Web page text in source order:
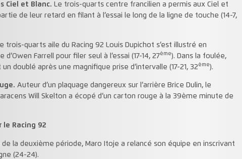
Ciel et Blanc. Le trois-quarts centre francilien a permis aux Ciel et
de leur retard en filant à l’essai le long de la ligne de touche (14-7,
trois-quarts aile du Racing 92 Louis Dupichot s’est illustré en
Farrell pour filer seul à l’essai (17-14, 27ème). Dans la foulée,
doublé après une magnifique prise d’intervalle (17-21, 32ème).
Auteur d’un plaquage dangereux sur l’arrière Brice Dulin, le
Will Skelton a écopé d’un carton rouge à la 39ème minute de
le Racing 92
de la deuxième période, Maro Itoje a relancé son équipe en inscrivant
(24-24).